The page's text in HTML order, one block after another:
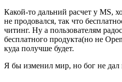
Какой-то дальний расчет у MS,
не продовался, так что
читинг. Ну а пользователям
бесплатного продукта(но не
куда получше будет.
Я бы изменил мир, но бог не дал